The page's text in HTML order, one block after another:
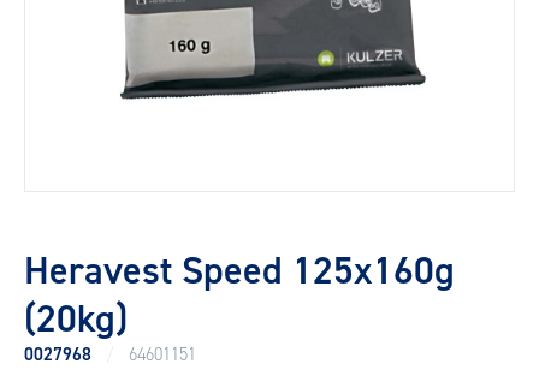
Heravest Speed 125x160g
(20kg)
0027968
64601151